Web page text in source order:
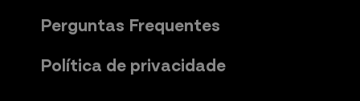
Perguntas Frequentes
Política de privacidade